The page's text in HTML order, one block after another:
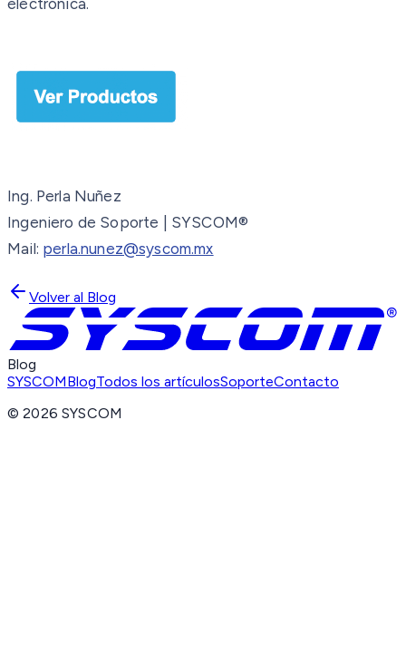
Ing. Perla Nuñez
Ingeniero de Soporte | SYSCOM®
Mail: perla.nunez@syscom.mx
Volver al Blog
Blog
SYSCOMBlogTodos los artículosSoporteContacto
©2026 SYSCOM